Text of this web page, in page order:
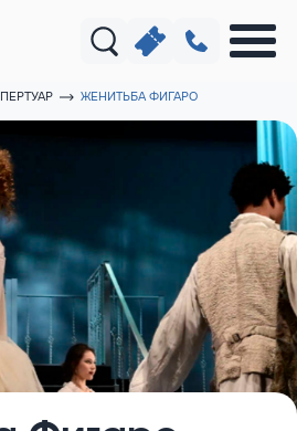
ЖЕНИТЬБА ФИГАРО